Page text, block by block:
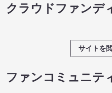
クラウドファンデ
サイトを
ファンコミュニテ